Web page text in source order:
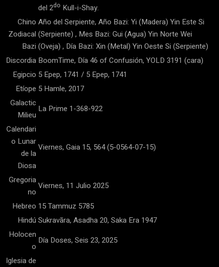
del 2do Kull-i-Shay.
Chino
Zodiacal
Bazi
Año del Serpiente, Año Bazi: Yi (Madera) Yin Este Si
(Serpiente) , Mes Bazi: Gui (Agua) Yin Norte Wei
(Oveja) , Día Bazi: Xin (Metal) Yin Oeste Si (Serpiente)
Discordia BoomTime, Día 46 of Confusión, YOLD 3191 (cara)
Egipcio 5 Epep, 1741 / 5 Epep, 1741
Etíope 5 Hamle, 2017
Galactic
Milieu
La Prime 1-368-922
Calendari
o Lunar
de la
Diosa
Viernes, Gaia 15, 564 (5-0564-07-15)
Gregoria
no
Viernes, 11 Julio 2025
Hebreo 15 Tammuz 5785
Hindú Sukravãra, Asadha 20, Saka Era 1947
Holocen
o
Día Doses, Seis 23, 2025
Iglesia de